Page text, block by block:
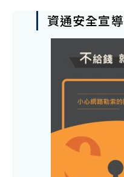
資通安全宣導